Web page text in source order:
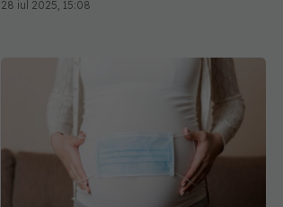
28 iul 2025, 15:08